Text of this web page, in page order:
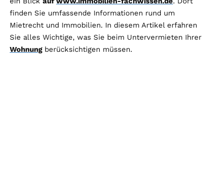
finden Sie umfassende Informationen rund um
Mietrecht und Immobilien. In diesem Artikel erfahren
Sie alles Wichtige, was Sie beim Untervermieten Ihrer
Wohnungberücksichtigen müssen.